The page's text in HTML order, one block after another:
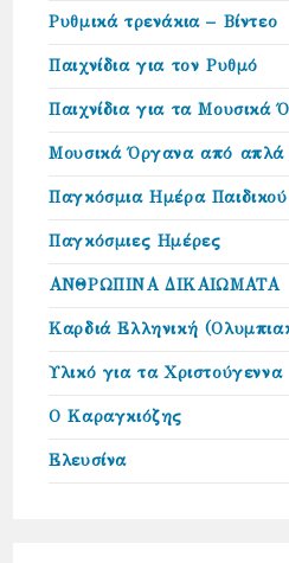
Ρυθμικά τρενάκια – Βίντεο
Παιχνίδια για τον Ρυθμό
Παιχνίδια για τα Μουσικά
Μουσικά Όργανα από απλά
Παγκόσμια Ημέρα Παιδικού
Παγκόσμιες Ημέρες
ΑΝΘΡΩΠΙΝΑ ΔΙΚΑΙΩΜΑΤΑ
Καρδιά Ελληνική
Υλικό για τα Χριστούγεννα
Ο Καραγκιόζης
Ελευσίνα